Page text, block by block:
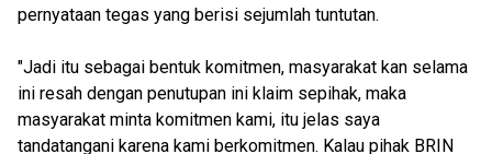
pernyataan tegas yang berisi sejumlah tuntutan.
"Jadi itu sebagai bentuk komitmen, masyarakat kan selama
ini resah dengan penutupan ini klaim sepihak, maka
masyarakat minta komitmen kami, itu jelas saya
tandatangani karena kami berkomitmen. Kalau pihak BRIN